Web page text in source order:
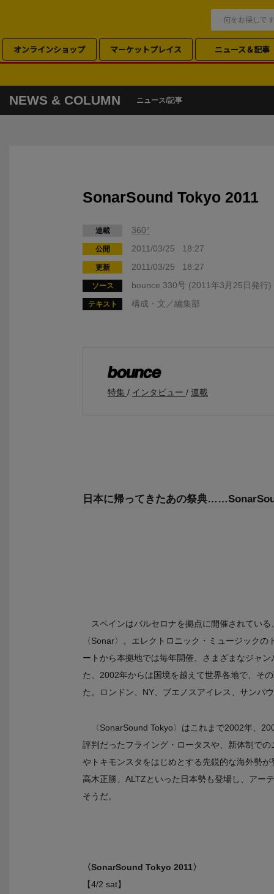
オンラインショップ マーケットプレイス ニュース＆記事
NEWS & COLUMN ニュース/記事
SonarSound Tokyo 2011
連載 360°
公開 2011/03/25 18:27
更新 2011/03/25 18:27
ソース bounce 330号 (2011年3月25日発行)
テキスト 構成・文／編集部
特集 インタビュー 連載
日本に帰ってきたあの祭典
スペインはバルセロナを拠点に開催されてい
〈Sonar〉。エレクトロニック・ミュージック
ートから本拠地では毎年開催、さまざまなジャ
た、2002年からは国境を越えて世界各地で、そ
た。ロンドン、NY、ブエノスアイレス、サンパ
〈SonarSound Tokyo〉はこれまで2002年、
評判だったフライング・ロータスや、新体制で
やトキモンスタをはじめとする先鋭的な海外勢
高木正勝、ALTZといった日本勢も登場し、アー
そうだ。
〈SonarSound Tokyo 2011〉
【4/2 sat】